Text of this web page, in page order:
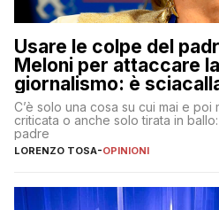
Usare le colpe del
Meloni per attaccare
giornalismo: è
Dimostriamo di
C’è solo una cosa su cui mai e poi
criticata o anche solo tirata in
padre
LORENZO TOSA-OPINIONI